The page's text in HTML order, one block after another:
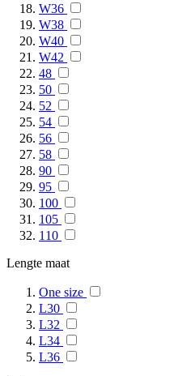
W36
W38
W40
W42
48
50
52
54
56
58
90
95
100
105
110
Lengte maat
One size
L30
L32
L34
L36